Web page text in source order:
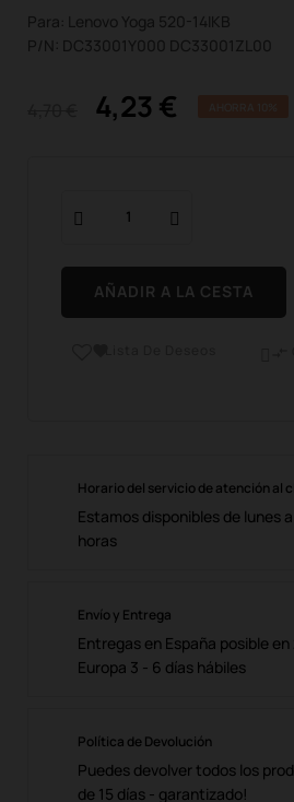
Para: Lenovo Yoga 520-14IKB
P/N: DC33001Y000 DC33001ZL00
4,23 €
AÑADIR A LA CESTA
Horario del servicio de atención al
Estamos disponibles de lunes
horas
Envío y Entrega
Entregas en España posible
Europa 3 - 6 días hábiles
Política de Devolución
Puedes devolver todos los
de 15 días - garantizado!